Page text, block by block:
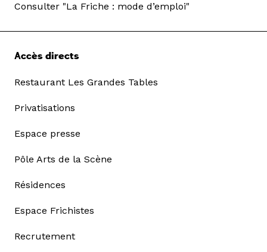
Consulter "La Friche : mode d’emploi"
Accès directs
Restaurant Les Grandes Tables
Privatisations
Espace presse
Pôle Arts de la Scène
Résidences
Espace Frichistes
Recrutement